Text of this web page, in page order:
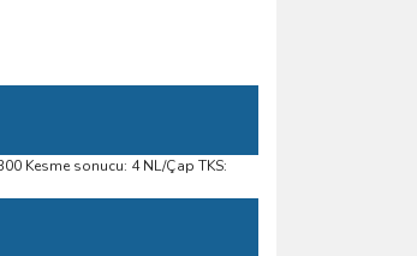
Kesme sonucu: 4 NL/Çap TKS: